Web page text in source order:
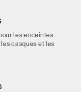
les enceintes
casques et les